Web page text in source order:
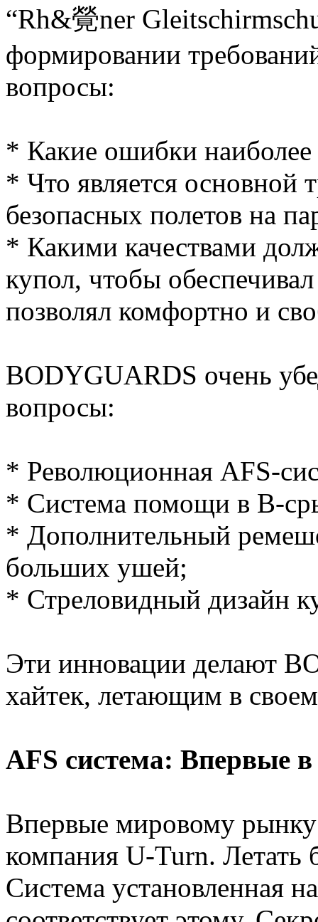
“Rh&覮ner
формировании
вопросы:
* Какие ошибки
* Что является основной
безопасных полетов на
* Какими качествами
купол, чтобы
позволял комфортно и
BODYGUARDS очень
вопросы:
* Революционная AFS-
* Система помощи в B-
* Дополнительный
больших ушей;
* Стреловидный дизайн
Эти инновации делают
хайтек, летающим в
AFS система: Впервые
Впервые мировому рынку
компания U-Turn. Летать
Система установленная